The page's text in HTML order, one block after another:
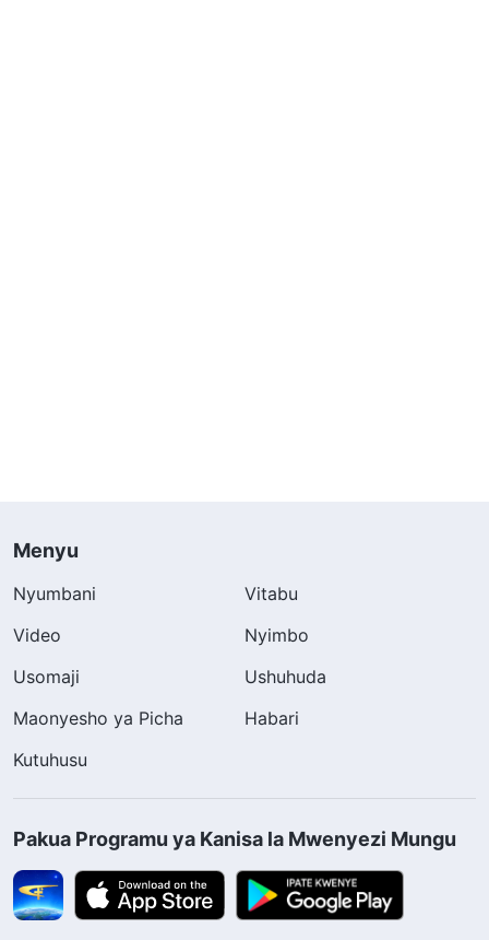
Menyu
Nyumbani
Vitabu
Video
Nyimbo
Usomaji
Ushuhuda
Maonyesho ya Picha
Habari
Kutuhusu
Pakua Programu ya Kanisa la Mwenyezi Mungu